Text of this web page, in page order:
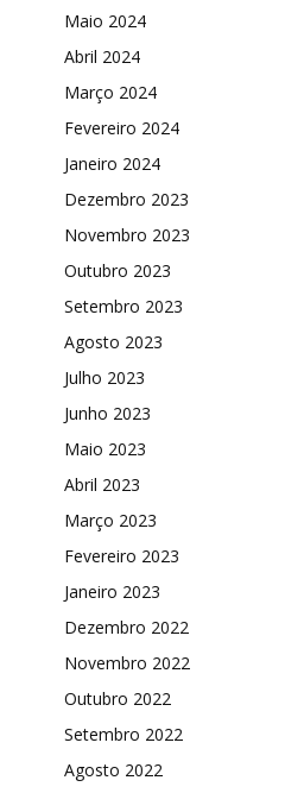
Maio 2024
Abril 2024
Março 2024
Fevereiro 2024
Janeiro 2024
Dezembro 2023
Novembro 2023
Outubro 2023
Setembro 2023
Agosto 2023
Julho 2023
Junho 2023
Maio 2023
Abril 2023
Março 2023
Fevereiro 2023
Janeiro 2023
Dezembro 2022
Novembro 2022
Outubro 2022
Setembro 2022
Agosto 2022